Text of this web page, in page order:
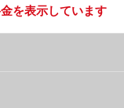
を表示しています